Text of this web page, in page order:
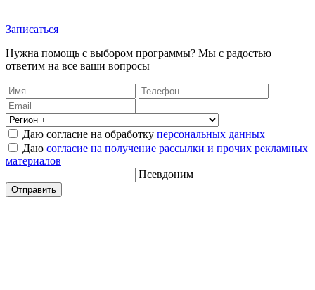
Записаться
Нужна помощь с выбором программы? Мы с радостью
ответим на все ваши вопросы
Даю согласие на обработку персональных данных
Даю согласие на получение рассылки и прочих рекламных
материалов
Псевдоним